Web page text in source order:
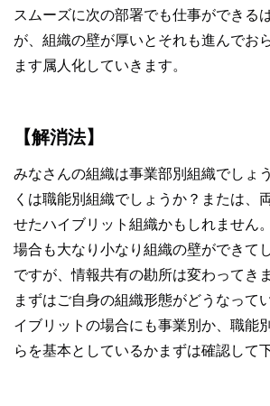
スムーズに次の部署でも仕事ができる
が、組織の壁が厚いとそれも進んでお
ます属人化していきます。
【解消法】
みなさんの組織は事業部別組織でしょ
くは職能別組織でしょうか？または、
せたハイブリット組織かもしれません
場合も大なり小なり組織の壁ができて
ですが、情報共有の勘所は変わってき
まずはご自身の組織形態がどうなって
イブリットの場合にも事業別か、職能
らを基本としているかまずは確認して